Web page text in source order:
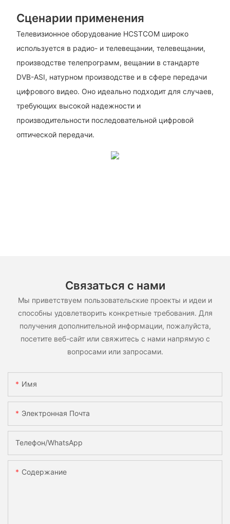
Сценарии применения
Телевизионное оборудование HCSTCOM широко
используется в радио- и телевещании, телевещании,
производстве телепрограмм, вещании в стандарте
DVB-ASI, натурном производстве и в сфере передачи
цифрового видео. Оно идеально подходит для случаев,
требующих высокой надежности и
производительности последовательной цифровой
оптической передачи.
Связаться с нами
Мы приветствуем пользовательские проекты и идеи и
способны удовлетворить конкретные требования. Для
получения дополнительной информации, пожалуйста,
посетите веб-сайт или свяжитесь с нами напрямую с
вопросами или запросами.
Имя
Электронная Почта
Телефон/WhatsApp
Содержание